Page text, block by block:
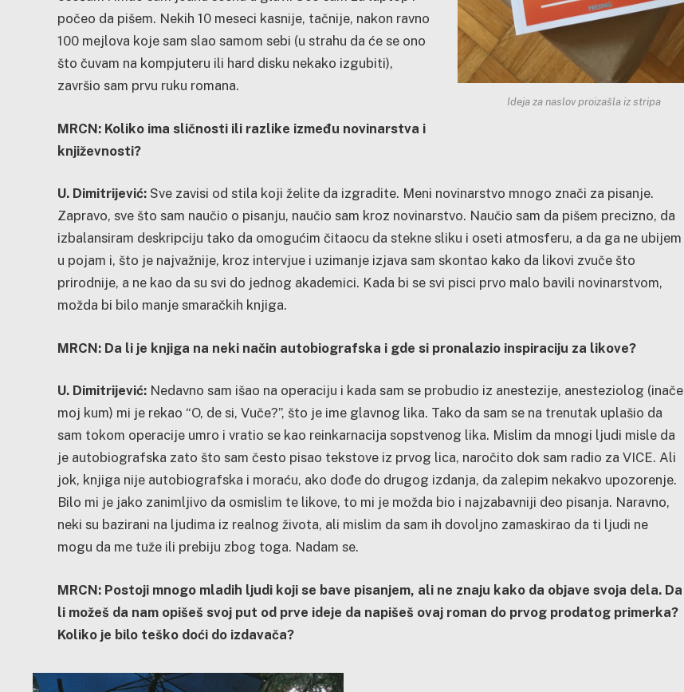
Ideja za naslov proizašla iz stripa
počeo da pišem. Nekih 10 meseci kasnije, tačnije, nakon ravno
100 mejlova koje sam slao samom sebi (u strahu da će se ono
što čuvam na kompjuteru ili hard disku nekako izgubiti),
završio sam prvu ruku romana.
MRCN: Koliko ima sličnosti ili razlike između novinarstva i
književnosti?
U. Dimitrijević: Sve zavisi od stila koji želite da izgradite. Meni novinarstvo mnogo znači za pisanje.
Zapravo, sve što sam naučio o pisanju, naučio sam kroz novinarstvo. Naučio sam da pišem precizno, da
izbalansiram deskripciju tako da omogućim čitaocu da stekne sliku i oseti atmosferu, a da ga ne ubijem
u pojam i, što je najvažnije, kroz intervjue i uzimanje izjava sam skontao kako da likovi zvuče što
prirodnije, a ne kao da su svi do jednog akademici. Kada bi se svi pisci prvo malo bavili novinarstvom,
možda bi bilo manje smaračkih knjiga.
MRCN: Da li je knjiga na neki način autobiografska i gde si pronalazio inspiraciju za likove?
U. Dimitrijević: Nedavno sam išao na operaciju i kada sam se probudio iz anestezije, anesteziolog (inače
moj kum) mi je rekao “O, de si, Vuče?”, što je ime glavnog lika. Tako da sam se na trenutak uplašio da
sam tokom operacije umro i vratio se kao reinkarnacija sopstvenog lika. Mislim da mnogi ljudi misle da
je autobiografska zato što sam često pisao tekstove iz prvog lica, naročito dok sam radio za VICE. Ali
jok, knjiga nije autobiografska i moraću, ako dođe do drugog izdanja, da zalepim nekakvo upozorenje.
Bilo mi je jako zanimljivo da osmislim te likove, to mi je možda bio i najzabavniji deo pisanja. Naravno,
neki su bazirani na ljudima iz realnog života, ali mislim da sam ih dovoljno zamaskirao da ti ljudi ne
mogu da me tuže ili prebiju zbog toga. Nadam se.
MRCN: Postoji mnogo mladih ljudi koji se bave pisanjem, ali ne znaju kako da objave svoja dela. Da
li možeš da nam opišeš svoj put od prve ideje da napišeš ovaj roman do prvog prodatog primerka?
Koliko je bilo teško doći do izdavača?